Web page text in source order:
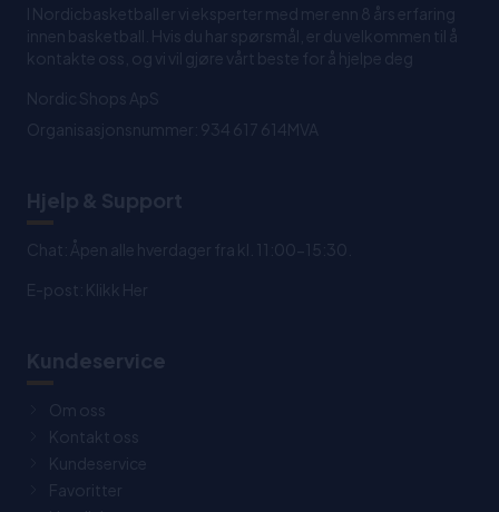
I Nordicbasketball er vi eksperter med mer enn 8 års erfaring
innen basketball. Hvis du har spørsmål, er du velkommen til å
kontakte oss, og vi vil gjøre vårt beste for å hjelpe deg
Nordic Shops ApS
Organisasjonsnummer: 934 617 614MVA
Hjelp & Support
Chat: Åpen alle hverdager fra kl. 11:00-15:30.
E-post: Klikk Her
Kundeservice
Om oss
Kontakt oss
Kundeservice
Favoritter